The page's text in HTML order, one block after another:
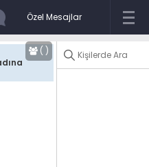
Özel Mesajlar
( )